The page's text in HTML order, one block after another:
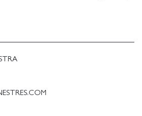
en la lista de los mejores
principales premios de
Noruega y la traducción al
ganó el premio